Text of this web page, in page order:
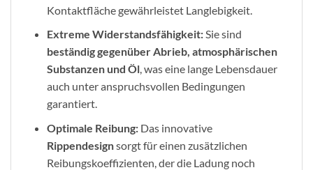
Kontaktfläche gewährleistet Langlebigkeit.
Extreme Widerstandsfähigkeit:Sie sind
beständig gegenüber Abrieb, atmosphärischen
Substanzen und Öl, was eine lange Lebensdauer
auch unter anspruchsvollen Bedingungen
garantiert.
Optimale Reibung:Das innovative
Rippendesignsorgt für einen zusätzlichen
Reibungskoeffizienten, der die Ladung noch